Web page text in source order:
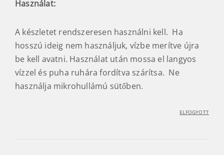
Használat:
A készletet rendszeresen használni kell. Ha
hosszú ideig nem használjuk, vízbe merítve újra
be kell avatni. Használat után mossa el langyos
vízzel és puha ruhára fordítva szárítsa. Ne
használja mikrohullámú sütőben.
ELFOGYOTT